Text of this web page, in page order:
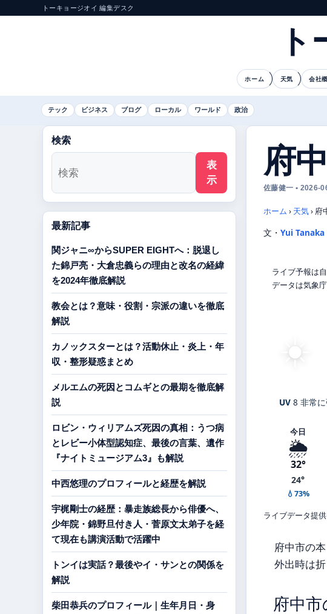
トーキョージオイ 編集デスク
ホーム 天気 会社
テック ビジネス ブログ ローカル ワールド 政治
府
佐藤健一 • 2026-
ホーム › 天気› 府
文・ Yui Tanaka
ライブ予報は
データは気象
☀️
UV 8 非常
今日
🌦️
32°
24°
💧73%
ライブデータ提供
府中市の
外出時は
府中
検索
表
示
最新記事
関ジャニ∞からSUPER EIGHTへ：脱退し
た錦戸亮・大倉忠義らの理由と改名の経緯
を2024年徹底解説
教会とは？意味・役割・宗派の違いを徹底
解説
カノックスターとは？活動休止・炎上・年
収・整形疑惑まとめ
メルエムの死因とコムギとの最期を徹底解
説
ロビン・ウィリアムズ死因の真相：うつ病
とレビー小体型認知症、最後の言葉、遺作
『ナイトミュージアム3』も解説
中西悠理のプロフィールと経歴を解説
宇梶剛士の経歴：暴走族総長から俳優へ、
少年院・錦野旦付き人・菅原文太弟子を経
て現在も講演活動で活躍中
トンイは実話？最後やイ・サンとの関係を
解説
柴田恭兵のプロフィール｜生年月日・身